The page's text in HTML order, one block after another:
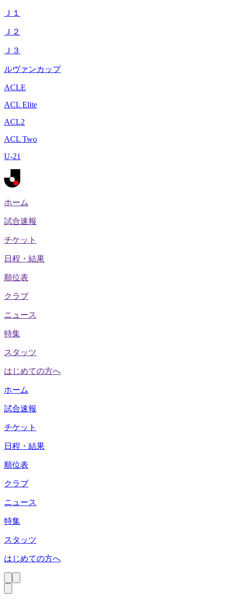
Ｊ１
Ｊ２
Ｊ３
ルヴァンカップ
ACLE
ACL Elite
ACL2
ACL Two
U-21
ホーム
試合速報
チケット
日程・結果
順位表
クラブ
ニュース
特集
スタッツ
はじめての方へ
ホーム
試合速報
チケット
日程・結果
順位表
クラブ
ニュース
特集
スタッツ
はじめての方へ